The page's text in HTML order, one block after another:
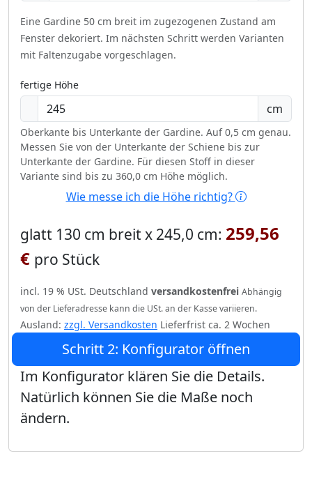
Eine Gardine 50 cm breit im zugezogenen Zustand am
Fenster dekoriert. Im nächsten Schritt werden Varianten
mit Faltenzugabe vorgeschlagen.
fertige Höhe
cm
Oberkante bis Unterkante der Gardine. Auf 0,5 cm genau.
Messen Sie von der Unterkante der Schiene bis zur
Unterkante der Gardine. Für diesen Stoff in dieser
Variante sind bis zu 360,0 cm Höhe möglich.
Wie messe ich die Höhe richtig?
glatt 130 cm breit x 245,0 cm: 259,56
€ pro Stück
incl. 19 % USt. Deutschland versandkostenfrei Abhängig
von der Lieferadresse kann die USt. an der Kasse variieren.
Ausland: zzgl. Versandkosten Lieferfrist ca. 2 Wochen
Schritt 2: Konfigurator öffnen
Im Konfigurator klären Sie die Details.
Natürlich können Sie die Maße noch
ändern.